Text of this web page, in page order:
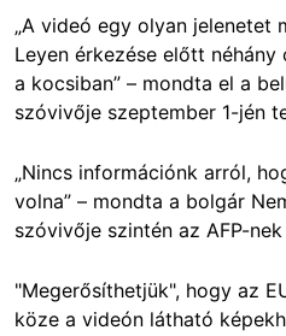
„A videó egy olyan jelenetet
Leyen érkezése előtt
a kocsiban” – mondta el a
szóvivője szeptember 1-jén
„Nincs információnk arról,
volna” – mondta a bolgár
szóvivője szintén az AFP-
"Megerősíthetjük", hogy az
köze a videón látható